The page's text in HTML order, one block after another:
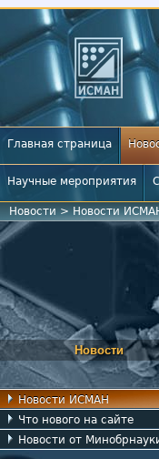
Главная страница
Научные мероприятия
Новости>Новости
Новости
Новости ИСМАН
Что нового на сайте
Новости от